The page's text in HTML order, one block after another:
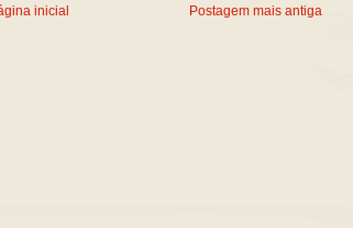
Postagem mais antiga
inicial